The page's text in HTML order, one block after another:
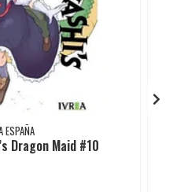
ESPAÑA
Dragon Maid #10